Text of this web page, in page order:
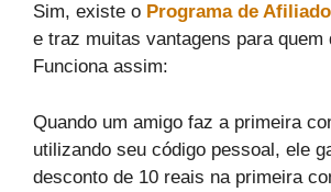
Sim, existe o Programa de
e traz muitas vantagens para quem
Funciona assim:
Quando um amigo faz a primeira
utilizando seu código pessoal, ele
desconto de 10 reais na primeira